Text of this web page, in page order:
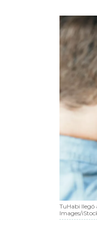
TuHabi llegó
Images/